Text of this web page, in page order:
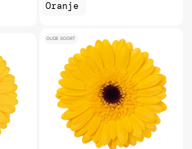
Oranje
OUDE SOORT